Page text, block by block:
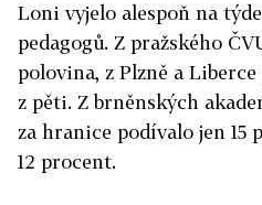
Loni vyjelo alespoň na
pedagogů. Z pražského
polovina, z Plzně a
z pěti. Z brněnských
za hranice podívalo jen 15
12 procent.